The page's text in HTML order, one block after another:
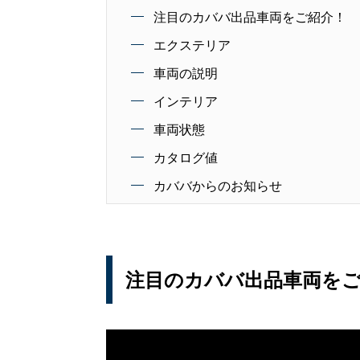
注目のカババ出品車両をご紹介！
エクステリア
車両の説明
インテリア
車両状態
カタログ値
カババからのお知らせ
注目のカババ出品車両を